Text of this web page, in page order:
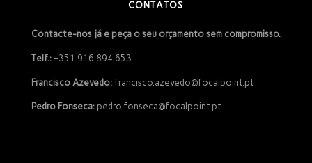
CONTATOS
Contacte-nos já e peça o seu orçamento sem compromisso.
Telf.:+351 916 894 653
Francisco Azevedo:francisco.azevedo@focalpoint.pt
Pedro Fonseca:pedro.fonseca@focalpoint.pt